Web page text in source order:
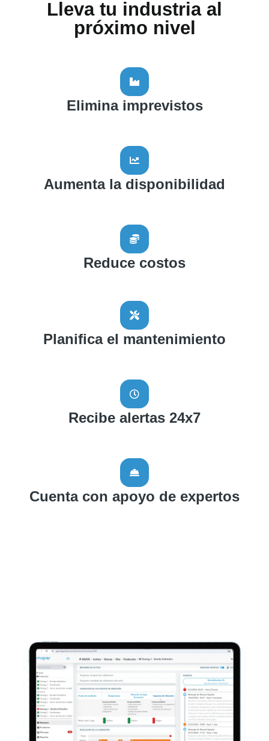
Lleva tu industria al
próximo nivel
Elimina imprevistos
Aumenta la disponibilidad
Reduce costos
Planifica el mantenimiento
Recibe alertas 24x7
Cuenta con apoyo de expertos